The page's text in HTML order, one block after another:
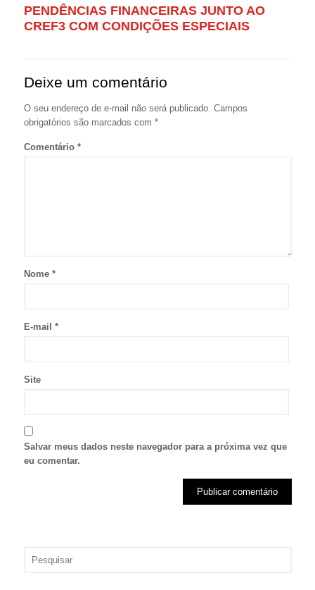
PENDÊNCIAS FINANCEIRAS JUNTO AO
CREF3 COM CONDIÇÕES ESPECIAIS
Deixe um comentário
O seu endereço de e-mail não será publicado. Campos
obrigatórios são marcados com *
Comentário *
Nome *
E-mail *
Site
Salvar meus dados neste navegador para a próxima vez que
eu comentar.